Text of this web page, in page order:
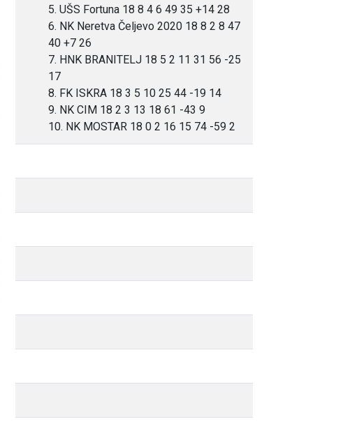
5. UŠS Fortuna 18 8 4 6 49 35 +14 28
6. NK Neretva Čeljevo 2020 18 8 2 8 47
40 +7 26
7. HNK BRANITELJ 18 5 2 11 31 56 -25
17
8. FK ISKRA 18 3 5 10 25 44 -19 14
9. NK CIM 18 2 3 13 18 61 -43 9
10. NK MOSTAR 18 0 2 16 15 74 -59 2